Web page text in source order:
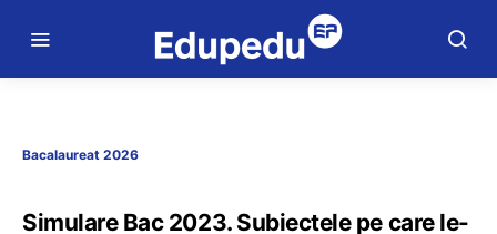
Bacalaureat 2026
Simulare Bac 2023. Subiectele pe care le-